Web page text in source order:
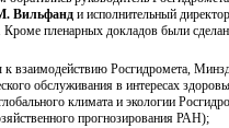
Вильфанди исполнительный
Кроме пленарных докладов были
взаимодействию Росгидромета,
обслуживания в интересах
климата и экологии
прогнозирования РАН);